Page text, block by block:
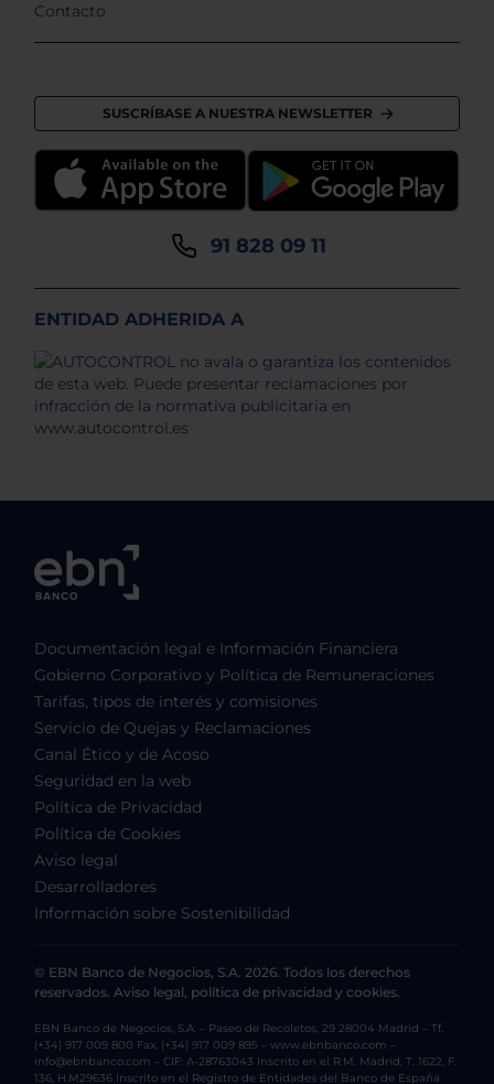
Contacto
SUSCRÍBASE A NUESTRA NEWSLETTER
91 828 09 11
ENTIDAD ADHERIDA A
Documentación legal e Información Financiera
Gobierno Corporativo y Política de Remuneraciones
Tarifas, tipos de interés y comisiones
Servicio de Quejas y Reclamaciones
Canal Ético y de Acoso
Seguridad en la web
Política de Privacidad
Política de Cookies
Aviso legal
Desarrolladores
Información sobre Sostenibilidad
© EBN Banco de Negocios, S.A. 2026. Todos los derechos
reservados. Aviso legal, política de privacidad y cookies.
EBN Banco de Negocios, S.A. – Paseo de Recoletos, 29 28004 Madrid – Tf.
(+34) 917 009 800 Fax. (+34) 917 009 895 – www.ebnbanco.com –
info@ebnbanco.com – CIF: A-28763043 Inscrito en el R.M. Madrid, T. 1622, F.
136, H.M29636 Inscrito en el Registro de Entidades del Banco de España